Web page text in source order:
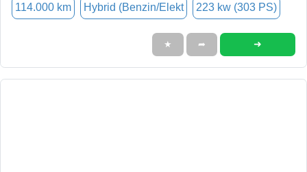
114.000 km Hybrid (Benzin/Elekt 223 kw (303 PS)
★ ➦ ➜